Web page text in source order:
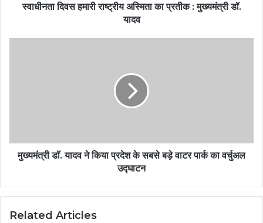
स्वाधीनता दिवस हमारी राष्ट्रीय अस्मिता का प्रतीक : मुख्यमंत्री डॉ.
यादव
मुख्यमंत्री डॉ. यादव ने किया प्रदेश के सबसे बड़े वाटर पार्क का वर्चुअल
उद्घाटन
Related Articles